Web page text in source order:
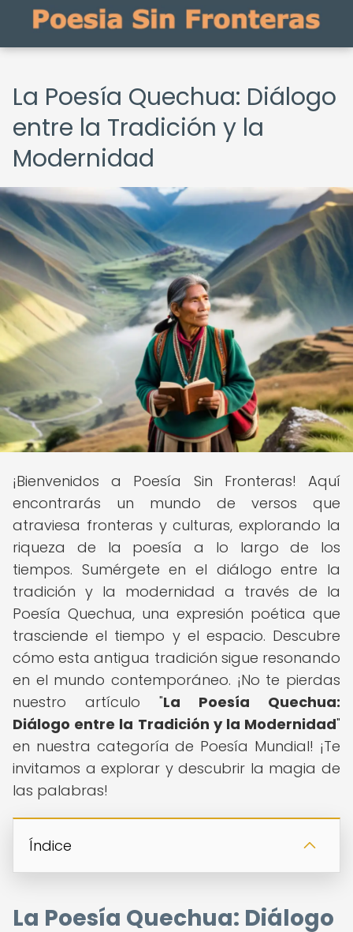
La Poesía Quechua: Diálogo
entre la Tradición y la
Modernidad
¡Bienvenidos a Poesía Sin Fronteras! Aquí
encontrarás un mundo de versos que
atraviesa fronteras y culturas, explorando la
riqueza de la poesía a lo largo de los
tiempos. Sumérgete en el diálogo entre la
tradición y la modernidad a través de la
Poesía Quechua, una expresión poética que
trasciende el tiempo y el espacio. Descubre
cómo esta antigua tradición sigue resonando
en el mundo contemporáneo. ¡No te pierdas
nuestro artículo "La Poesía Quechua:
Diálogo entre la Tradición y la Modernidad"
en nuestra categoría de Poesía Mundial! ¡Te
invitamos a explorar y descubrir la magia de
las palabras!
Índice
La Poesía Quechua: Diálogo